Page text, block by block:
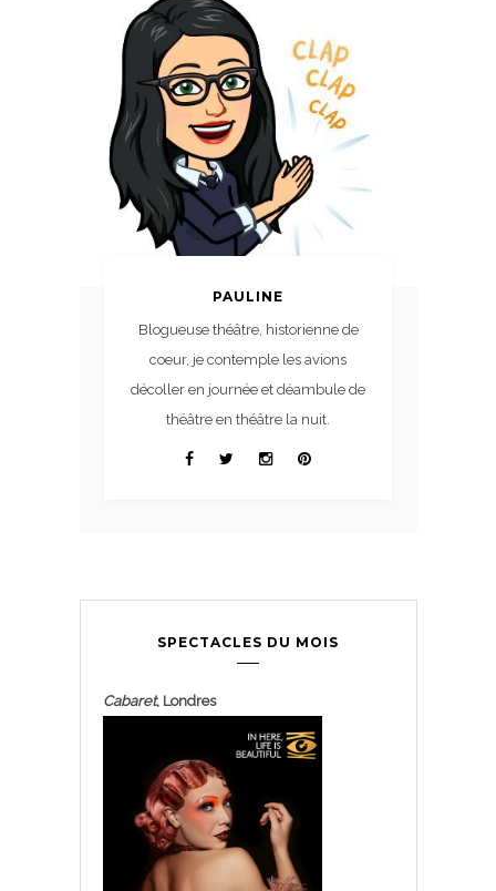
PAULINE
Blogueuse théâtre, historienne de
coeur, je contemple les avions
décoller en journée et déambule de
théâtre en théâtre la nuit.
SPECTACLES DU MOIS
Cabaret, Londres